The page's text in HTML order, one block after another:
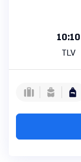
10:10
TLV